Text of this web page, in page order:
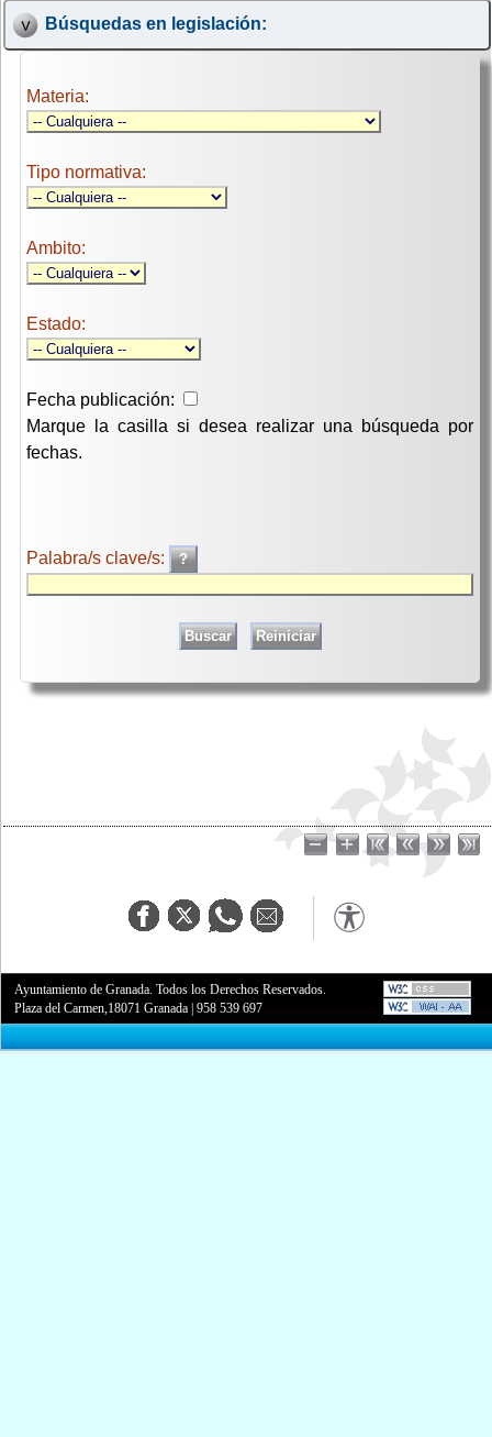
Búsquedas en legislación:
Materia:
Tipo normativa:
Ambito:
Estado:
Fecha publicación:
Marque la casilla si desea realizar una búsqueda por
fechas.
Palabra/s clave/s:
Ayuntamiento de Granada. Todos los Derechos Reservados.
Plaza del Carmen,18071 Granada |958 539 697